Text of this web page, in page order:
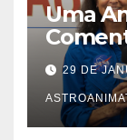
Uma
Trocas
29 DE